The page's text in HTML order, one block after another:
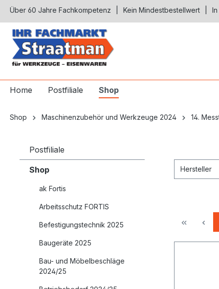
Zur Hauptnavigation springen
Über 60 Jahre Fachkompetenz Kein Mindestbestellwert
Home Postfiliale Shop
Shop Maschinenzubehör und Werkzeuge 2024 14.
Postfiliale
Shop
ak Fortis
Arbeitsschutz FORTIS
Befestigungstechnik 2025
Baugeräte 2025
Bau- und Möbelbeschläge
2024/25
Hersteller